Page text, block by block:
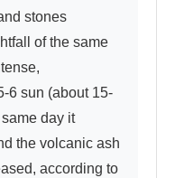
stones
of the same
6 sun (about 15-
day it
the volcanic ash
according to